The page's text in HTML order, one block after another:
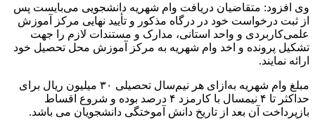
وی افزود: متقاضیان دریافت وام شهریه دانشجویی می‌بایست پس
از ثبت درخواست خود در درگاه مذکور و تأیید نهایی مرکز آموزش
علمی‌کاربردی و واحد استانی، مدارک و مستندات لازم را جهت
تشکیل پرونده و اخد وام شهریه به مرکز آموزش محل تحصیل خود
ارائه نمایند.
مبلغ وام شهریه به‌ازای هر نیم‌سال تحصیلی ۳۰ میلیون ریال برای
حداکثر تا ۴ نیمسال با کارمزد ۴ درصد بوده و شروع اقساط
بازپرداخت آن بعد از تاریخ دانش آموختگی دانشجویان می باشد.